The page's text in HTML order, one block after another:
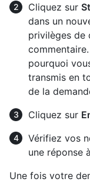
Cliquez sur
dans un
privilèges de
pourquoi
transmis en
de la
Cliquez sur
Vérifiez vos
une réponse
Une fois votre